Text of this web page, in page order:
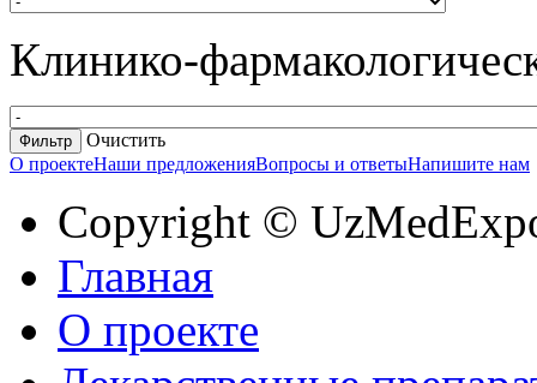
Клинико-
Очистить
О проектеНаши предложенияВопросы и ответыНапишите нам
Copyright ©
Главная
О проекте